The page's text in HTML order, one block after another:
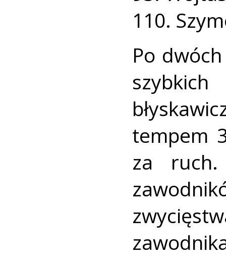
110.
Po
tempem
za